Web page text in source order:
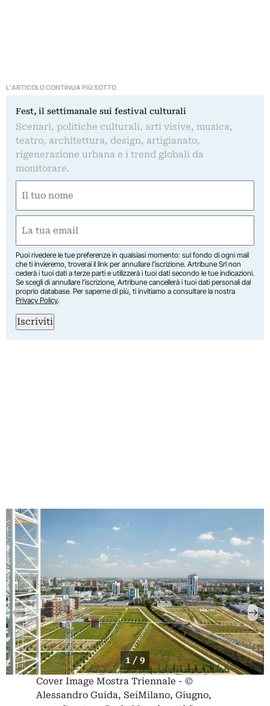
L'ARTICOLO CONTINUA PIÙ SOTTO
Fest, il settimanale sui festival culturali
Scenari, politiche culturali, arti visive, musica,
teatro, architettura, design, artigianato,
rigenerazione urbana e i trend globali da
monitorare.
(Required)
First
(Required)
Puoi rivedere le tue preferenze in qualsiasi momento: sul fondo di ogni mail
che ti invieremo, troverai il link per annullare l’iscrizione. Artribune Srl non
cederà i tuoi dati a terze parti e utilizzerà i tuoi dati secondo le tue indicazioni.
Se scegli di annullare l’iscrizione, Artribune cancellerà i tuoi dati personali dal
proprio database. Per saperne di più, ti invitiamo a consultare la nostra
Privacy Policy.
Iscriviti
1 / 9
Cover Image Mostra Triennale - ©
Alessandro Guida, SeiMilano, Giugno,